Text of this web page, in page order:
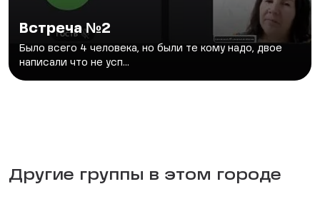
Встреча №2
Было всего 4 человека, но были те кому надо, двое
написали что не усп...
Другие группы в этом городе